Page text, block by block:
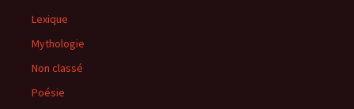
Lexique
Mythologie
Non classé
Poésie